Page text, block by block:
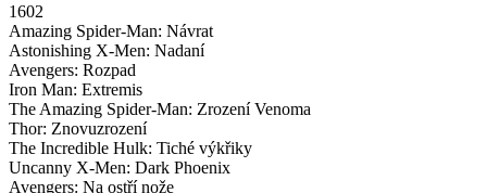
1602
Amazing Spider-Man: Návrat
Astonishing X-Men: Nadaní
Avengers: Rozpad
Iron Man: Extremis
The Amazing Spider-Man: Zrození Venoma
Thor: Znovuzrození
The Incredible Hulk: Tiché výkřiky
Uncanny X-Men: Dark Phoenix
Avengers: Na ostří nože